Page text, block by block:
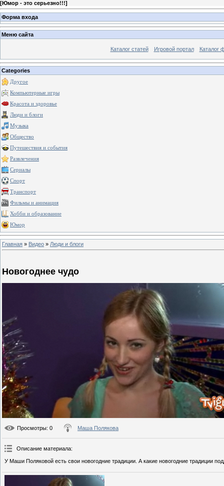
[Юмор - это серьезно!!!]
Форма входа
Меню сайта
Каталог статей Игровой портал Каталог
Categories
Другое
Компьютерные игры
Красота и здоровье
Люди и блоги
Музыка
Общество
Путешествия и события
Развлечения
Сериалы
Спорт
Транспорт
Фильмы и анимация
Хобби и образование
Юмор
Главная » Видео » Люди и блоги
Новогоднее чудо
Просмотры: 0 Маша Полякова
Описание материала:
У Маши Поляковой есть свои новогодние традиции. А какие новогодние традиции